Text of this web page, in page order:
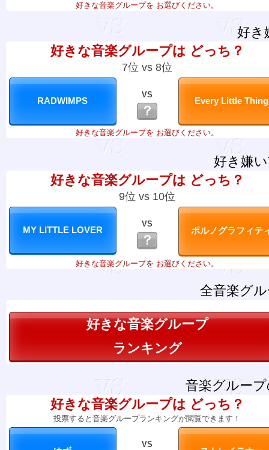
好きな音楽グループを お選びください。
好き
好きな音楽グループは どっち？
7位 vs 8位
VS
？
好きな音楽グループを お選びください。
好き嫌
好きな音楽グループは どっち？
9位 vs 10位
VS
？
好きな音楽グループを お選びください。
全音楽グ
好きな音楽グループ
ランキング
音楽グルー
好きな音楽グループは どっち？
投票すると音楽グループランキングが閲覧できます！
VS